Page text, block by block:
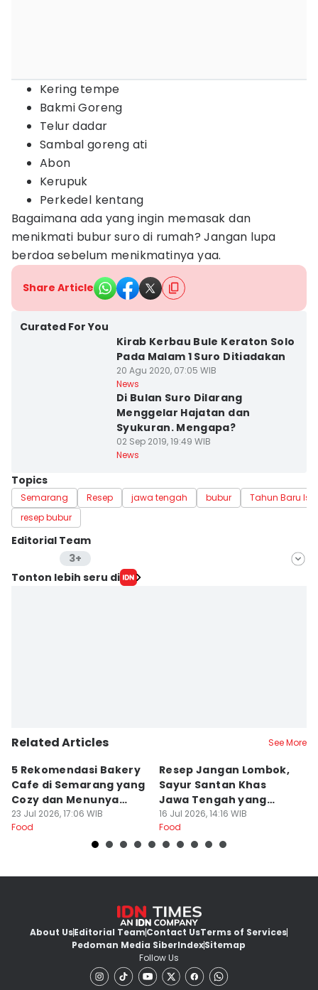
Kering tempe
Bakmi Goreng
Telur dadar
Sambal goreng ati
Abon
Kerupuk
Perkedel kentang
Bagaimana ada yang ingin memasak dan
menikmati bubur suro di rumah? Jangan lupa
berdoa sebelum menikmatinya yaa.
Share Article
Curated For You
Kirab Kerbau Bule Keraton Solo
Pada Malam 1 Suro Ditiadakan
20 Agu 2020, 07:05 WIB
News
Di Bulan Suro Dilarang
Menggelar Hajatan dan
Syukuran. Mengapa?
02 Sep 2019, 19:49 WIB
News
Topics
Semarang Resep jawa tengah bubur
Tahun Baru
resep bubur
Editorial Team
3+
Editor
Tonton lebih seru di
Related Articles See More
5 Rekomendasi Bakery
Cafe di Semarang yang
Cozy dan Menunya
Yummy
23 Jul 2026, 17:06 WIB
Food
Resep Jangan Lombok,
Sayur Santan Khas
Jawa Tengah yang
Gurih Nikmat!
16 Jul 2026, 14:16 WIB
Food
About UsEditorial TeamContact UsTerms of Services
Pedoman Media SiberIndexSitemap
Follow Us